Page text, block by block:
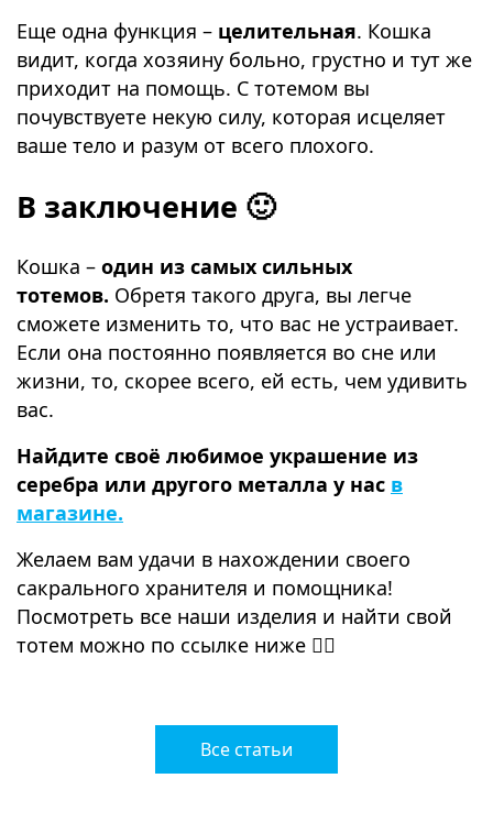
Еще одна функция – целительная. Кошка
видит, когда хозяину больно, грустно и тут же
приходит на помощь. С тотемом вы
почувствуете некую силу, которая исцеляет
ваше тело и разум от всего плохого.
В заключение 🙂
Кошка – один из самых сильных
тотемов. Обретя такого друга, вы легче
сможете изменить то, что вас не устраивает.
Если она постоянно появляется во сне или
жизни, то, скорее всего, ей есть, чем удивить
вас.
Найдите своё любимое украшение из
серебра или другого металла у нас в
магазине.
Желаем вам удачи в нахождении своего
сакрального хранителя и помощника!
Посмотреть все наши изделия и найти свой
тотем можно по ссылке ниже 👇🏻
Все статьи